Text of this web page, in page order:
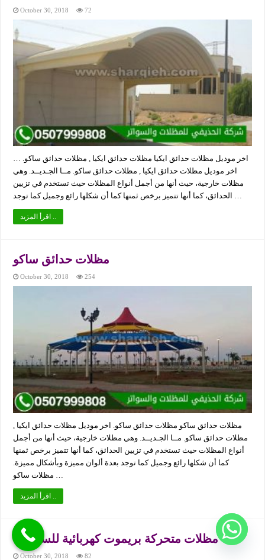
October 30, 2018 72
اخر موديل مظلات حدائق ايكيا مظلات حدائق ايكيا , مظلات حدائق ساكو. …
اخر موديل مظلات حدائق ايكيا , مظلات حدائق ساكو. مــا الجـديــد. وهي
مظلات خارجية، حيث أنها من أجمل أنواع المظلات حيث تستخدم في تزيين
الحدائق، كما أنها تتميز برخص ثمنها كما أن شكلها رائع وجميل كما توجد …
اقرأ المزيد ..
مظلات حدائق ساكو
October 30, 2018 254
مظلات حدائق ساكو مظلات حدائق ساكو. اخر موديل مظلات حدائق ايكيا ,
مظلات حدائق ساكو. مــا الجـديــد. وهي مظلات خارجية، حيث أنها من أجمل
أنواع المظلات حيث تستخدم في تزيين الحدائق، كما أنها تتميز برخص ثمنها
كما أن شكلها رائع وجميل كما توجد بعدة ألوان مميزة وبأشكال مميزة.
مظلات ساكو …
اقرأ المزيد ..
مظلات متحركة بريموت كهربائية للسيارات
October 30, 2018 82